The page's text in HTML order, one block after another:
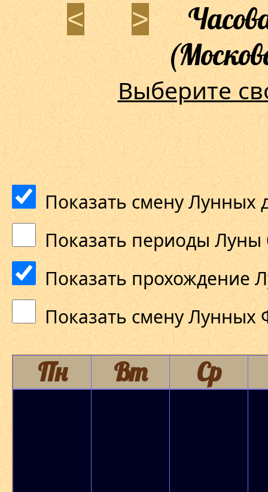
< >
Выберите
Показать смену Лунных
Показать периоды Луны
Показать прохождение
Показать смену Лунных
Пн Вт Ср